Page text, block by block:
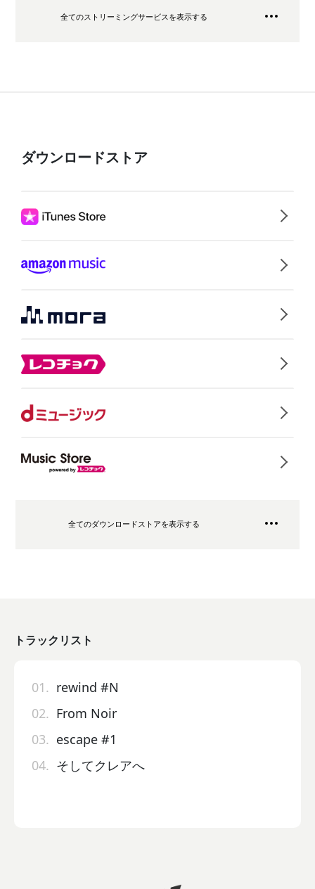
全てのストリーミングサービスを表示する
ダウンロードストア
全てのダウンロードストアを表示する
トラックリスト
01. rewind #N
02. From Noir
03. escape #1
04. そしてクレアへ